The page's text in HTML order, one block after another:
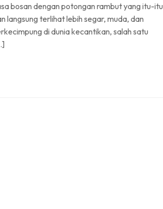
bosan dengan potongan rambut yang itu-itu
langsung terlihat lebih segar, muda, dan
di dunia kecantikan, salah satu